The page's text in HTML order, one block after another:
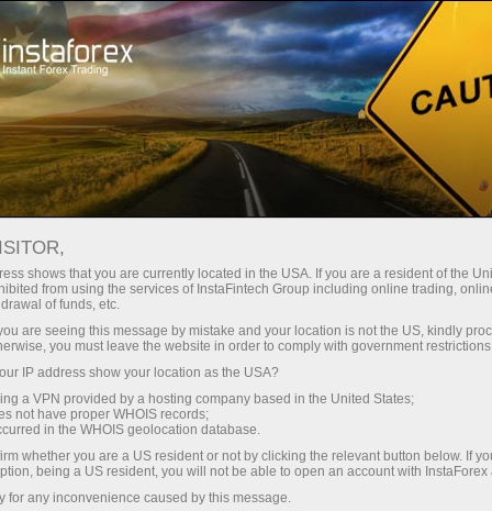
Про компанію
Бренд-амбасадор ІнстаФорекс 2019-2022
Бренд-амбасадор
ІнстаФорекс 2019-
2022
shows that you are currently located in the USA. If you are a resident of the
from using the services of InstaFintech Group including online trading,
of funds, etc.
are seeing this message by mistake and your location is not the US, kindly
you must leave the website in order to comply with government
IP address show your location as the USA?
a VPN provided by a hosting company based in the United States;
not have proper WHOIS records;
in the WHOIS geolocation database.
whether you are a US resident or not by clicking the relevant button below. If
being a US resident, you will not be able to open an account with InstaForex
for any inconvenience caused by this message.